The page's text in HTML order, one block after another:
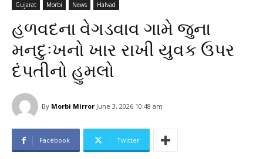
Gujarat Morbi News Halvad
હળવદના વેગડવાવ ગામે જુના
મનદુઃખનો ખાર રાખી યુવક ઉપર
દંપતીનો હુમલો
By Morbi Mirror June 3, 2026 10:48 am
Facebook Twitter